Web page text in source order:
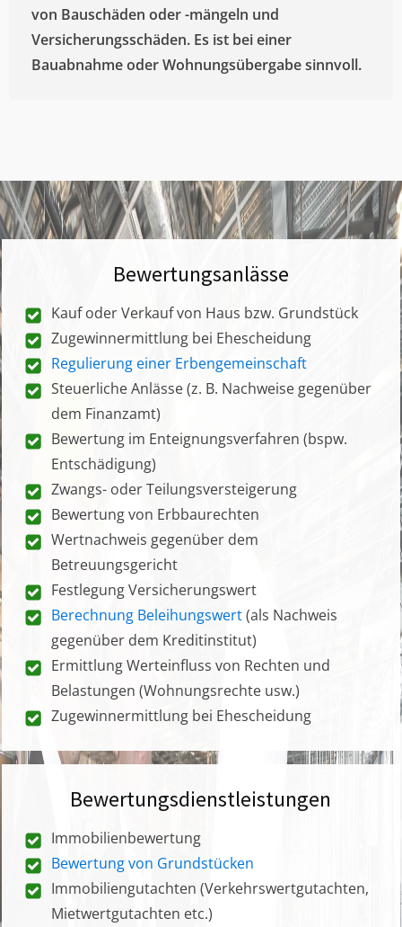
von Bauschäden oder -mängeln und
Versicherungsschäden. Es ist bei einer
Bauabnahme oder Wohnungsübergabe sinnvoll.
Bewertungsanlässe
Kauf oder Verkauf von Haus bzw. Grundstück
Zugewinnermittlung bei Ehescheidung
Regulierung einer Erbengemeinschaft
Steuerliche Anlässe (z. B. Nachweise gegenüber
dem Finanzamt)
Bewertung im Enteignungsverfahren (bspw.
Entschädigung)
Zwangs- oder Teilungsversteigerung
Bewertung von Erbbaurechten
Wertnachweis gegenüber dem
Betreuungsgericht
Festlegung Versicherungswert
Berechnung Beleihungswert(als Nachweis
gegenüber dem Kreditinstitut)
Ermittlung Werteinfluss von Rechten und
Belastungen (Wohnungsrechte usw.)
Zugewinnermittlung bei Ehescheidung
Bewertungsdienstleistungen
Immobilienbewertung
Bewertung von Grundstücken
Immobiliengutachten (Verkehrswertgutachten,
Mietwertgutachten etc.)